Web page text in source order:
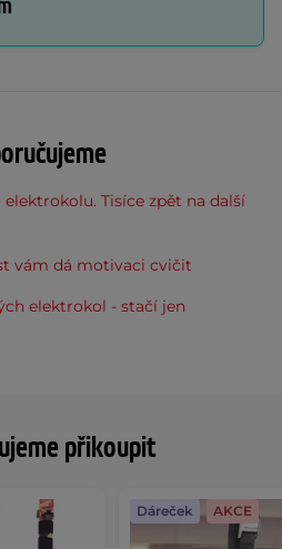
přikoupit
Dáreček AKCE
Tisíce zpět na další
vám dá motivaci cvičit
elektrokol - stačí jen